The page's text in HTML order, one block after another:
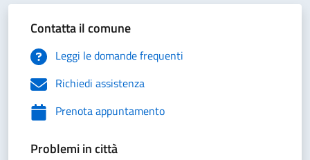
Contatta il comune
Leggi le domande frequenti
Richiedi assistenza
Prenota appuntamento
Problemi in città